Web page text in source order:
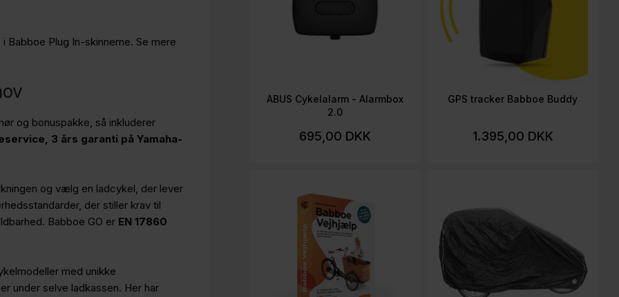
Babboe Plug In-skinnerne. Se mere
og bonuspakke, så inkluderer
3 års garanti på Yamaha-
og vælg en ladcykel, der lever
der stiller krav til
Babboe GO er EN 17860
med unikke
under selve ladkassen. Her har
ABUS Cykelalarm - Alarmbox
2.0
695,00 DKK
GPS tracker Babboe Buddy
1.395,00 DKK